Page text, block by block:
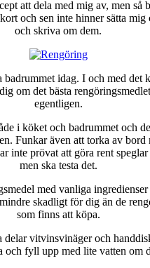
att dela med mig av, men så
och sen inte hinner sätta mig
och skriva om dem.
badrummet idag. I och med det
om det bästa
egentligen.
i köket och badrummet och
Funkar även att torka av bord
inte prövat att göra rent speglar
men ska testa det.
med vanliga
skadligt för dig än de
som finns att köpa.
delar vitvinsvinäger och
och fyll upp med lite vatten om